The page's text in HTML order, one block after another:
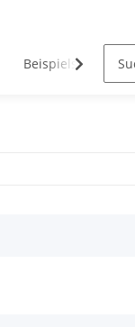
Beispielseite